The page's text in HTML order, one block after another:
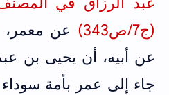
(ج7/ص343)
عن معمر،
عن أبيه، أن يحيى بن
جاء إلى عمر بأمة